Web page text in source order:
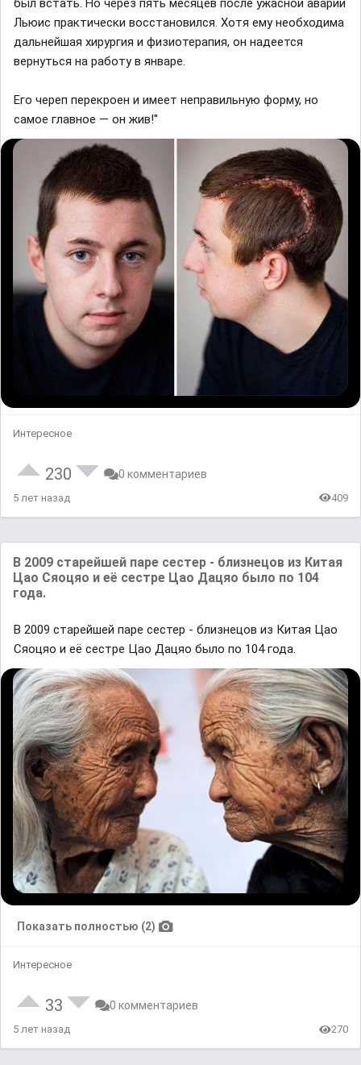
был встать. Но через пять месяцев после ужасной аварии
Льюис практически восстановился. Хотя ему необходима
дальнейшая хирургия и физиотерапия, он надеется
вернуться на работу в январе.
Его череп перекроен и имеет неправильную форму, но
самое главное — он жив!''
Интересное
230 0 комментариев
5 лет назад 409
В 2009 старейшей паре сестер - близнецов из Китая
Цао Сяоцяо и её cестре Цао Дацяо было по 104
года.
В 2009 старейшей паре сестер - близнецов из Китая Цао
Сяоцяо и её cестре Цао Дацяо было по 104 года.
Показать полностью (2)
Интересное
33 0 комментариев
5 лет назад 270